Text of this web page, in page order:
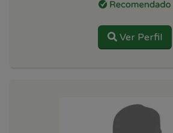
Ver Perfil